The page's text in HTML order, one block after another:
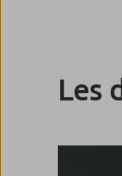
Les